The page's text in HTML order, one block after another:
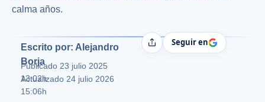
calma años.
Escrito por: Alejandro
Borja
Publicado 23 julio 2025
13:02h
Actualizado 24 julio 2026
15:06h
CompartirSeguir en